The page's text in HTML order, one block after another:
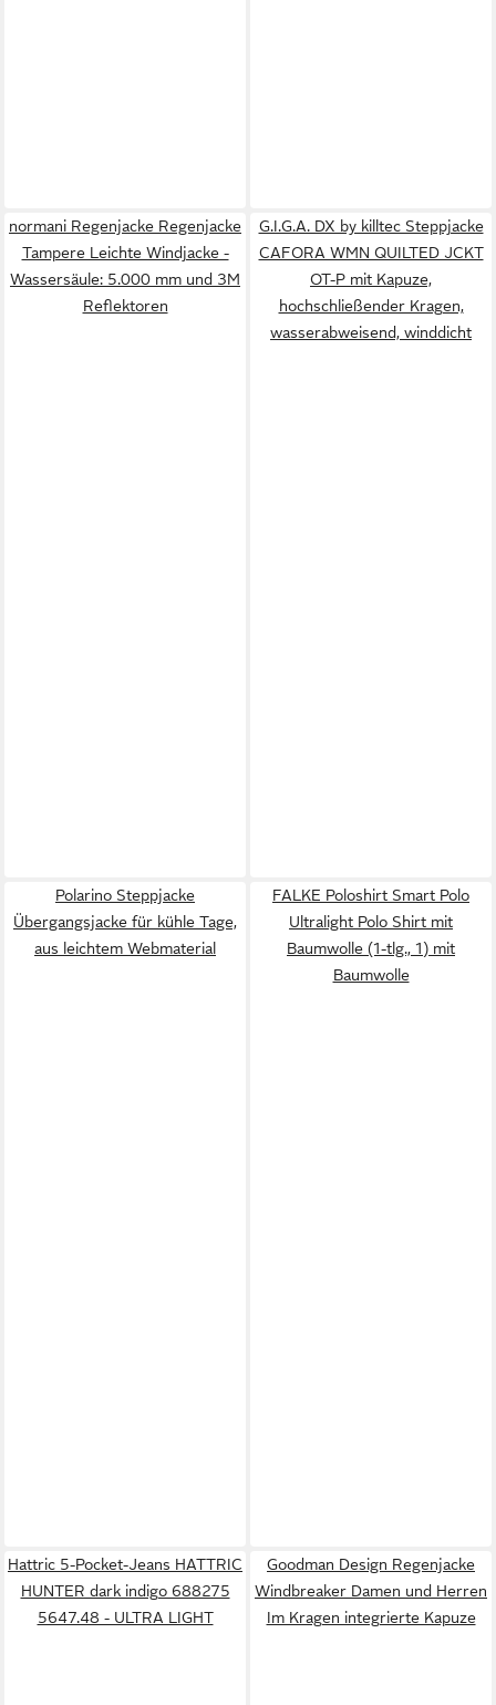
normani Regenjacke Regenjacke
Tampere Leichte Windjacke -
Wassersäule: 5.000 mm und 3M
Reflektoren
G.I.G.A. DX by killtec Steppjacke
CAFORA WMN QUILTED JCKT
OT-P mit Kapuze,
hochschließender Kragen,
wasserabweisend, winddicht
Polarino Steppjacke
Übergangsjacke für kühle Tage,
aus leichtem Webmaterial
FALKE Poloshirt Smart Polo
Ultralight Polo Shirt mit
Baumwolle (1-tlg., 1) mit
Baumwolle
Hattric 5-Pocket-Jeans HATTRIC
HUNTER dark indigo 688275
5647.48 - ULTRA LIGHT
Goodman Design Regenjacke
Windbreaker Damen und Herren
Im Kragen integrierte Kapuze